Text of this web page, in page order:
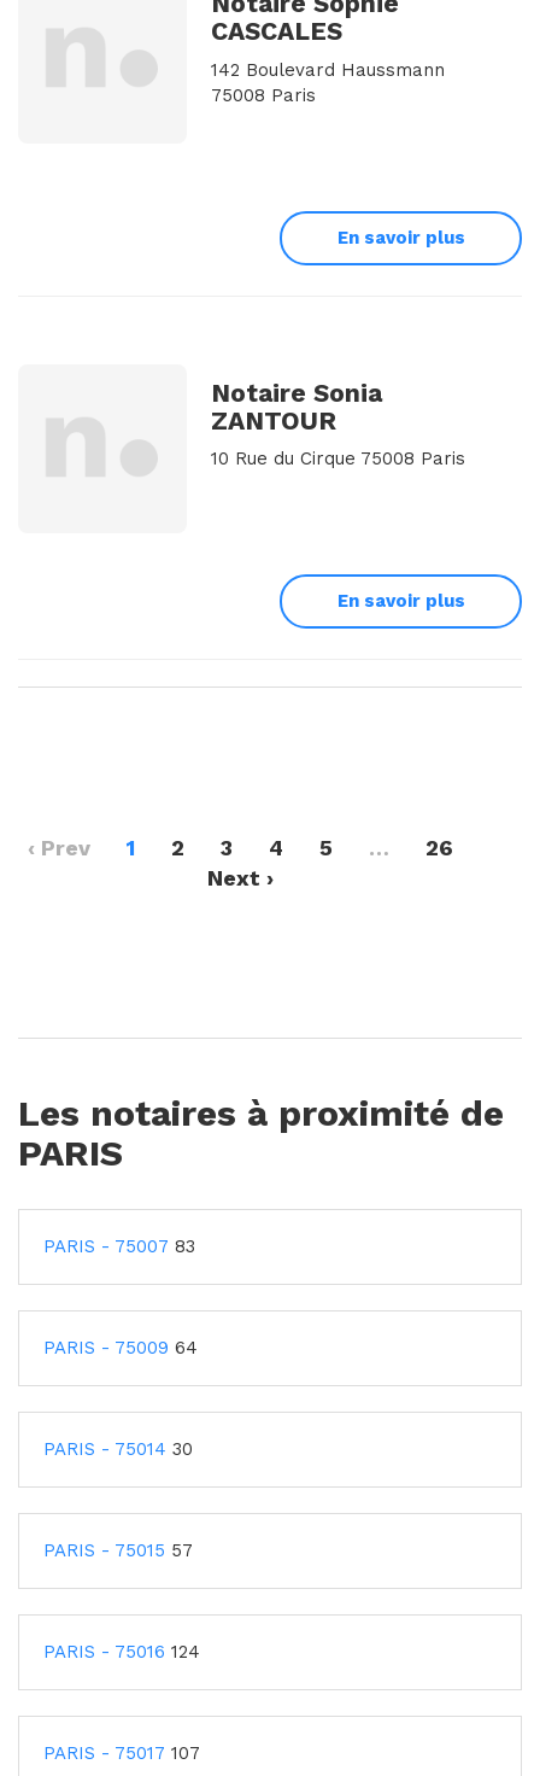
CASCALES
142 Boulevard Haussmann
75008 Paris
En savoir plus
Notaire Sonia
ZANTOUR
10 Rue du Cirque 75008 Paris
En savoir plus
‹ Prev 1 2 3 4 5 …
26
Next ›
Les notaires à proximité de
PARIS
PARIS - 75007 83
PARIS - 75009 64
PARIS - 75014 30
PARIS - 75015 57
PARIS - 75016 124
PARIS - 75017 107